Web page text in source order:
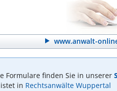
www.anwalt-
Formulare finden Sie in unserer
in Rechtsanwälte Wuppertal